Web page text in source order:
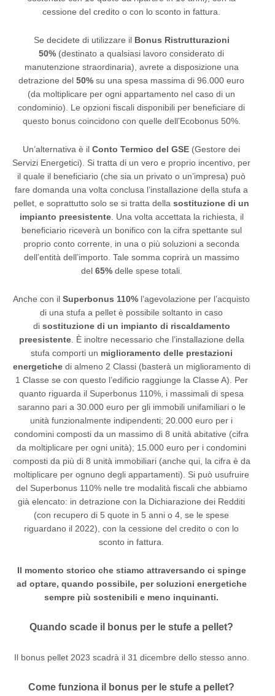
cessione del credito o con lo sconto in fattura.
Se decidete di utilizzare il Bonus Ristrutturazioni
50% (destinato a qualsiasi lavoro considerato di
manutenzione straordinaria), avrete a disposizione una
detrazione del 50% su una spesa massima di 96.000 euro
(da moltiplicare per ogni appartamento nel caso di un
condominio). Le opzioni fiscali disponibili per beneficiare di
questo bonus coincidono con quelle dell’Ecobonus 50%.
Un’alternativa è il Conto Termico del GSE (Gestore dei
Servizi Energetici). Si tratta di un vero e proprio incentivo, per
il quale il beneficiario (che sia un privato o un’impresa) può
fare domanda una volta conclusa l’installazione della stufa a
pellet, e soprattutto solo se si tratta della sostituzione di un
impianto preesistente. Una volta accettata la richiesta, il
beneficiario riceverà un bonifico con la cifra spettante sul
proprio conto corrente, in una o più soluzioni a seconda
dell’entità dell’importo. Tale somma coprirà un massimo
del 65%delle spese totali.
Anche con il Superbonus 110% l’agevolazione per l’acquisto
di una stufa a pellet è possibile soltanto in caso
di sostituzione di un impianto di riscaldamento
preesistente. È inoltre necessario che l’installazione della
stufa comporti un miglioramento delle prestazioni
energetichedi almeno 2 Classi (basterà un miglioramento di
1 Classe se con questo l’edificio raggiunge la Classe A). Per
quanto riguarda il Superbonus 110%, i massimali di spesa
saranno pari a 30.000 euro per gli immobili unifamiliari o le
unità funzionalmente indipendenti; 20.000 euro per i
condomini composti da un massimo di 8 unità abitative (cifra
da moltiplicare per ogni unità); 15.000 euro per i condomini
composti da più di 8 unità immobiliari (anche qui, la cifra è da
moltiplicare per ognuno degli appartamenti). Si può usufruire
del Superbonus 110% nelle tre modalità fiscali che abbiamo
già elencato: in detrazione con la Dichiarazione dei Redditi
(con recupero di 5 quote in 5 anni o 4, se le spese
riguardano il 2022), con la cessione del credito o con lo
sconto in fattura.
Il momento storico che stiamo attraversando ci spinge
ad optare, quando possibile, per soluzioni energetiche
sempre più sostenibili e meno inquinanti.
Quando scade il bonus per le stufe a pellet?
Il bonus pellet 2023 scadrà il 31 dicembre dello stesso anno.
Come funziona il bonus per le stufe a pellet?